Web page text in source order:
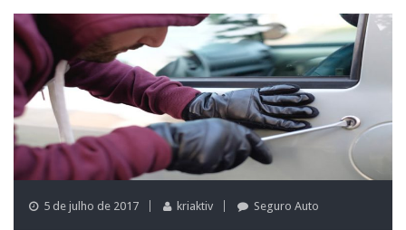
5 de julho de 2017 kriaktiv Seguro Auto